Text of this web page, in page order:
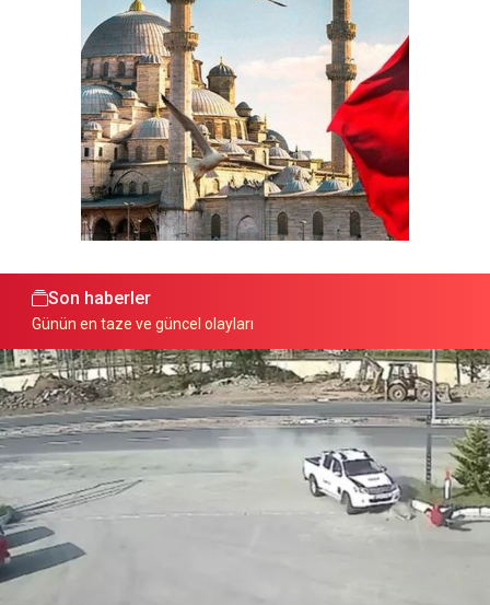
Son haberler
Günün en taze ve güncel olayları